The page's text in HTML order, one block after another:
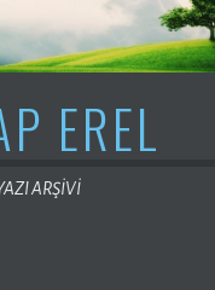
EREL
ARŞİVİ